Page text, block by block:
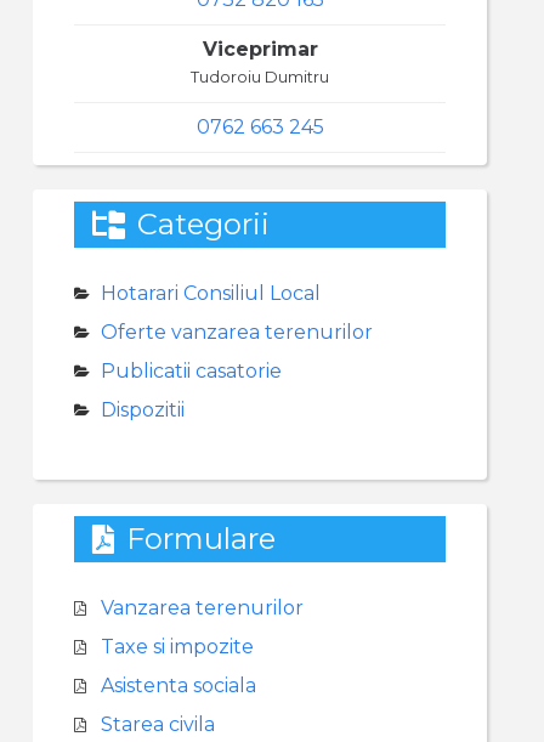
Viceprimar
Tudoroiu Dumitru
0762 663 245
Categorii
Hotarari Consiliul Local
Oferte vanzarea terenurilor
Publicatii casatorie
Dispozitii
Formulare
Vanzarea terenurilor
Taxe si impozite
Asistenta sociala
Starea civila